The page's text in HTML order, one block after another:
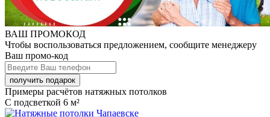
ВАШ ПРОМОКОД
Чтобы воспользоваться предложением, сообщите менеджеру
Ваш промо-код
Примеры расчётов натяжных потолков
C подсветкой 6 м²